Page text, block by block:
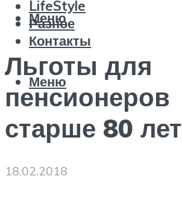
LifeStyle
Разное
Контакты
Меню
Меню
Льготы для
пенсионеров
старше 80 лет
18.02.2018